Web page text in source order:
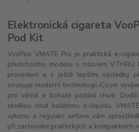
Elektronická cigareta
Pod Kit
VooPoo VMATE Pro je praktická e-
předchozího modelu s názvem
provedení a s ještě lepšími výsledky
osvojuje moderní technologii iCosm
pro věrné a bohaté podání chuti. Dodá
skvělou chuť každému e-liquidu.
výkonu a regulací airflow vám
při zachování praktických a kompaktních